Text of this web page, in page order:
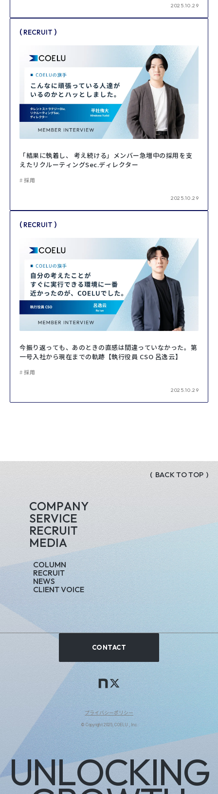
2025.10.29
( RECRUIT )
「結果に執着し、 考え続ける」メンバー急増中の採用を支
えたリクルーティングSec.ディレクター
採用
2025.10.29
( RECRUIT )
今振り返っても、あのときの直感は間違っていなかった。第
一号入社から現在までの軌跡【執行役員 CSO 呂逸云】
採用
2025.10.29
( BACKTOTOP )
COMPANY
SERVICE
RECRUIT
MEDIA
COLUMN
RECRUIT
NEWS
CLIENTVOICE
CONTACT
プライバシーポリシー
© Copyright 2025, COELU , Inc.
UNLOCKING